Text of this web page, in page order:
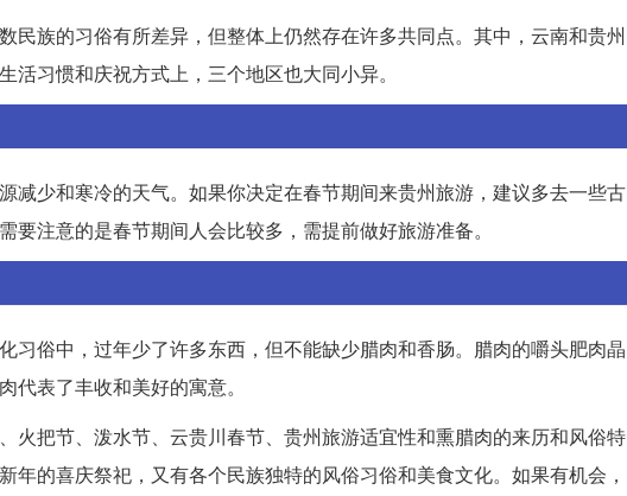
民族的习俗有所差异，但整体上仍然存在许多共同点。其中，云南和贵州
习惯和庆祝方式上，三个地区也大同小异。
减少和寒冷的天气。如果你决定在春节期间来贵州旅游，建议多去一些古
注意的是春节期间人会比较多，需提前做好旅游准备。
习俗中，过年少了许多东西，但不能缺少腊肉和香肠。腊肉的嚼头肥肉晶
表了丰收和美好的寓意。
火把节、泼水节、云贵川春节、贵州旅游适宜性和熏腊肉的来历和风俗特
的喜庆祭祀，又有各个民族独特的风俗习俗和美食文化。如果有机会，